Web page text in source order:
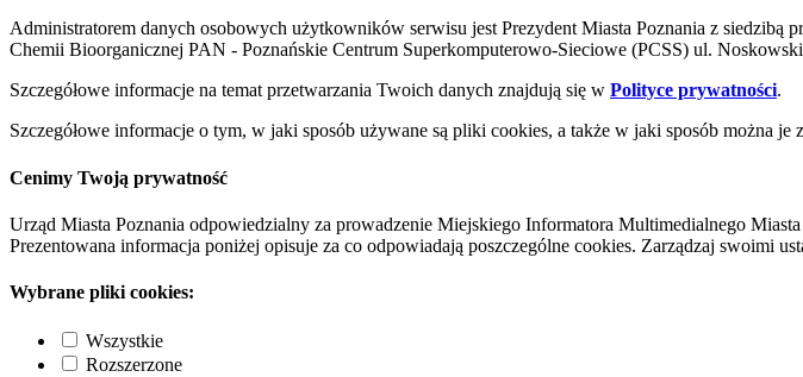
Administratorem danych osobowych użytkowników serwisu jest Prezydent Miasta Poznania z
Chemii Bioorganicznej PAN - Poznańskie Centrum Superkomputerowo-Sieciowe (PCSS) ul.
Szczegółowe informacje na temat przetwarzania Twoich danych znajdują się w Polityce prywatności.
Szczegółowe informacje o tym, w jaki sposób używane są pliki cookies, a także w jaki sposób można je
Cenimy Twoją prywatność
Urząd Miasta Poznania odpowiedzialny za prowadzenie Miejskiego Informatora Multimedialnego
Prezentowana informacja poniżej opisuje za co odpowiadają poszczególne cookies. Zarządzaj swoimi
Wybrane pliki cookies:
Wszystkie
Rozszerzone